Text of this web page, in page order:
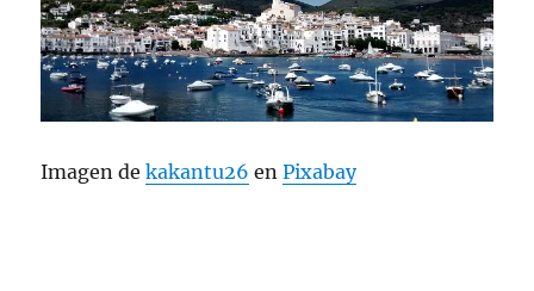
Imagen dekakantu26 enPixabay